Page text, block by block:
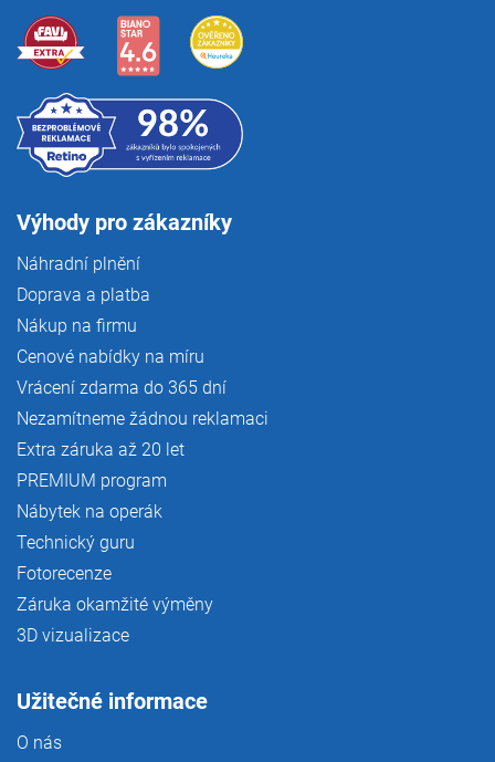
Výhody pro zákazníky
Náhradní plnění
Doprava a platba
Nákup na firmu
Cenové nabídky na míru
Vrácení zdarma do 365 dní
Nezamítneme žádnou reklamaci
Extra záruka až 20 let
PREMIUM program
Nábytek na operák
Technický guru
Fotorecenze
Záruka okamžité výměny
3D vizualizace
Užitečné informace
O nás